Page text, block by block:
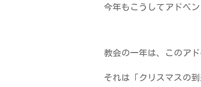
今年もこうしてアドベ
教会の一年は、このア
それは「クリスマスの